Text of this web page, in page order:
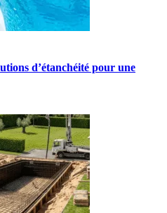
d’étanchéité pour une